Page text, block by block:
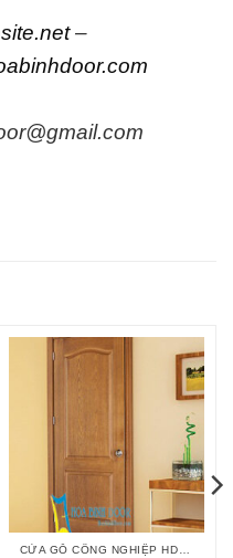
–
CỬA GỖ CÔNG NGHIỆP HDF VENEER